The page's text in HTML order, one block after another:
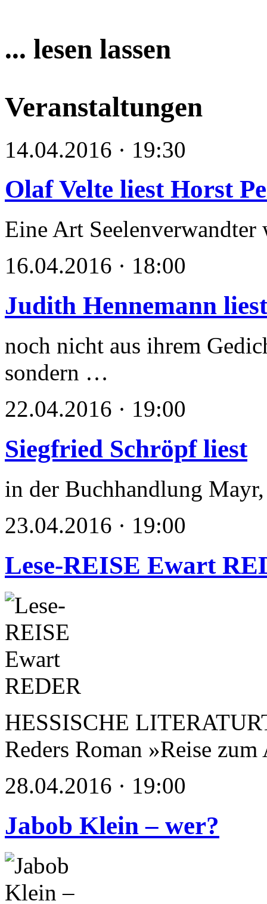
... lesen lassen
Veranstaltungen
14.04.2016 · 19:30
Olaf Velte liest Horst
Eine Art
16.04.2016 · 18:00
Judith Hennemann liest
noch nicht aus ihrem
sondern …
22.04.2016 · 19:00
Siegfried Schröpf liest
in der Buchhandlung
23.04.2016 · 19:00
Lese-REISE Ewart
HESSISCHE
Reders Roman »Reise
28.04.2016 · 19:00
Jabob Klein – wer?